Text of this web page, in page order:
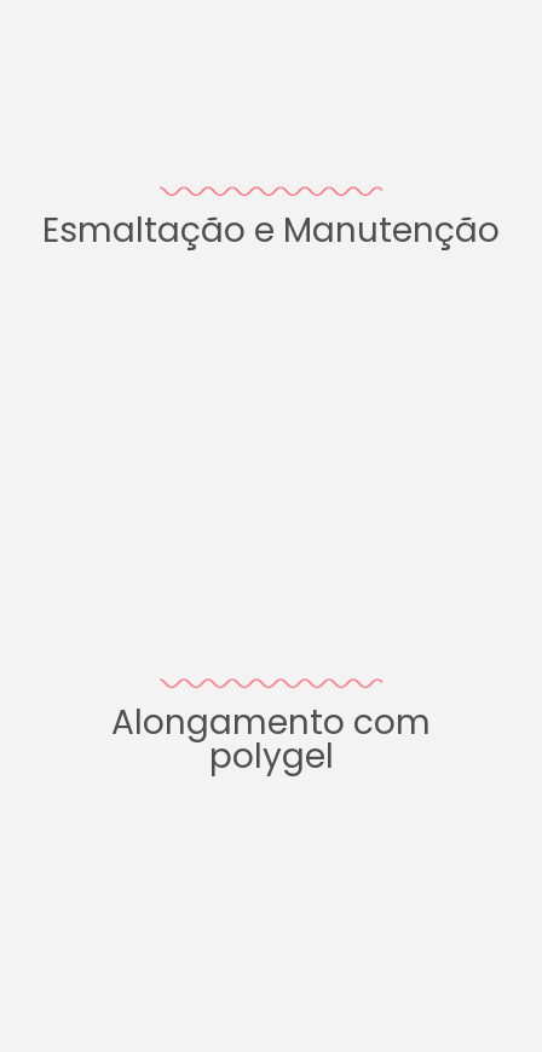
Esmaltação e Manutenção
Alongamento com
polygel